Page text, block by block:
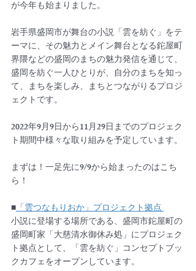
が今年も始まりました。
岩手県盛岡市が舞台の小説「雲を紡ぐ」をテ
ーマに、その魅力とメイン舞台となる鉈屋町
界隈などの盛岡のまちの魅力発信を通じて、
盛岡を紡ぐ一人ひとりが、自分のまちを知っ
て、まちを楽しみ、まちとつながりるプロジ
ェクトです。
2022年9月9日から11月29日までのプロジェク
ト期間中様々な取り組みを予定しています。
まずは！一足先に9/9から始まったのはこち
ら！
■「雲つなもりおか」プロジェクト拠点
小説に登場する場所である、盛岡市鉈屋町の
盛岡町家「大慈清水御休み処」にプロジェク
ト拠点として、「雲を紡ぐ」コンセプトブッ
クカフェをオープンしています。